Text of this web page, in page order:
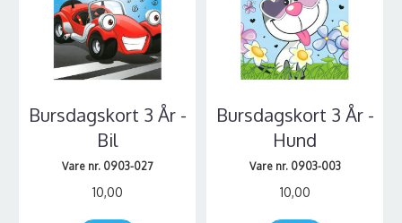
Bursdagskort 3 År -
Bil
Vare nr. 0903-027
10,00
Bursdagskort 3 År -
Hund
Vare nr. 0903-003
10,00